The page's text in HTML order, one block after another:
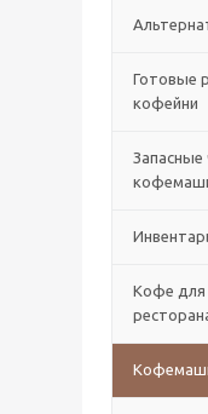
Готовые
кофейни
Запасные
Кофе для